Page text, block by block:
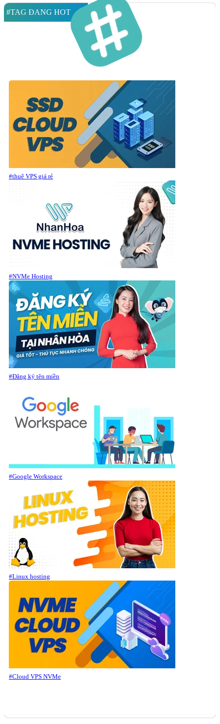
#TAG ĐANG HOT
#thuê VPS giá rẻ
#NVMe Hosting
#Đăng ký tên miền
#Google Workspace
#Linux hosting
#Cloud VPS NVMe